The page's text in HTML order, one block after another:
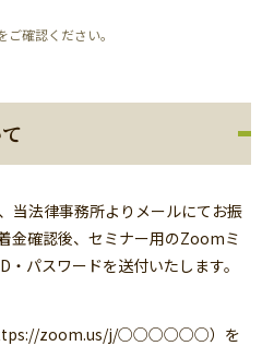
ご確認ください。
当法律事務所よりメールにてお振
金確認後、セミナー用のZoomミ
パスワードを送付いたします。
https://zoom.us/j/○○○○○○）を